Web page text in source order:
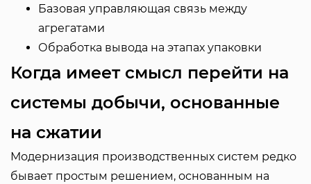
Базовая управляющая связь между
агрегатами
Обработка вывода на этапах упаковки
Когда имеет смысл перейти на
системы добычи, основанные
на сжатии
Модернизация производственных систем редко
бывает простым решением, основанным на